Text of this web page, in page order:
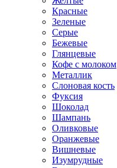
Красные
Зеленые
Серые
Бежевые
Глянцевые
Кофе с молоком
Металлик
Слоновая кость
Фуксия
Шоколад
Шампань
Оливковые
Оранжевые
Вишневые
Изумрудные